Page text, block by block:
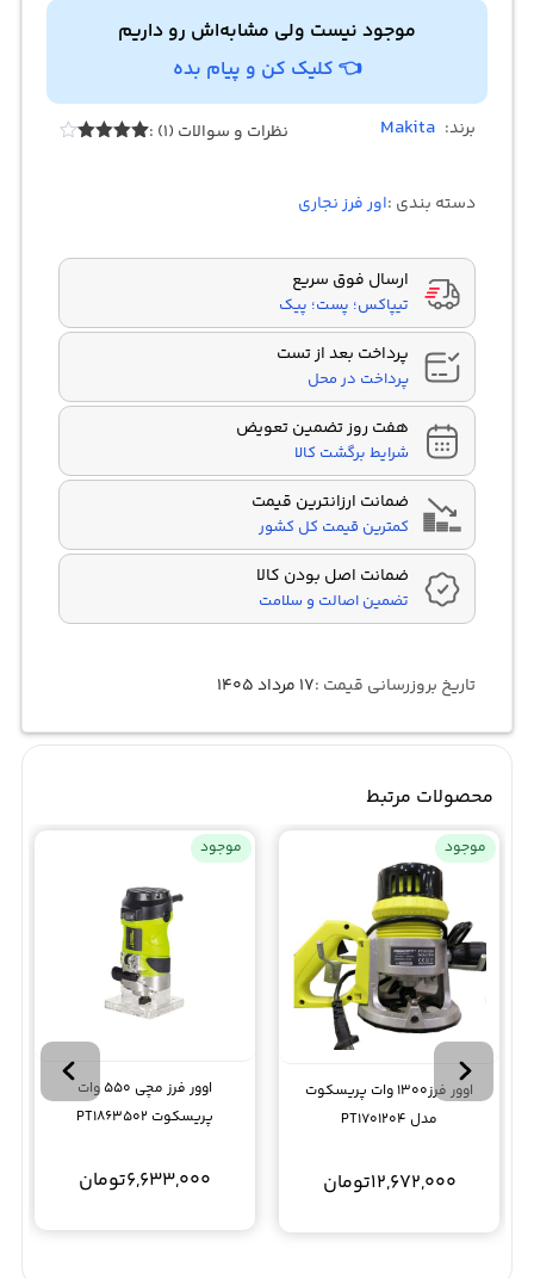
موجود نیست ولی مشابه‌اش رو داریم
👈 کلیک کن و پیام بده
برند: Makita نظرات و سوالات (1) :
دسته بندی :اور فرز نجاری
ارسال فوق سریع
تیپاکس؛ پست؛ پیک
پرداخت بعد از تست
پرداخت در محل
هفت روز تضمین تعویض
شرایط برگشت کالا
ضمانت ارزانترین قیمت
کمترین قیمت کل کشور
ضمانت اصل بودن کالا
تضمین اصالت و سلامت
تاریخ بروزرسانی قیمت :۱۷ مرداد ۱۴۰۵
محصولات مرتبط
موجود
اوور فرز1300 وات پریسکوت
مدل PT1701204
12,672,000تومان
موجود
اوور فرز مچی 550 وات
پریسکوت PT1863502
6,633,000تومان